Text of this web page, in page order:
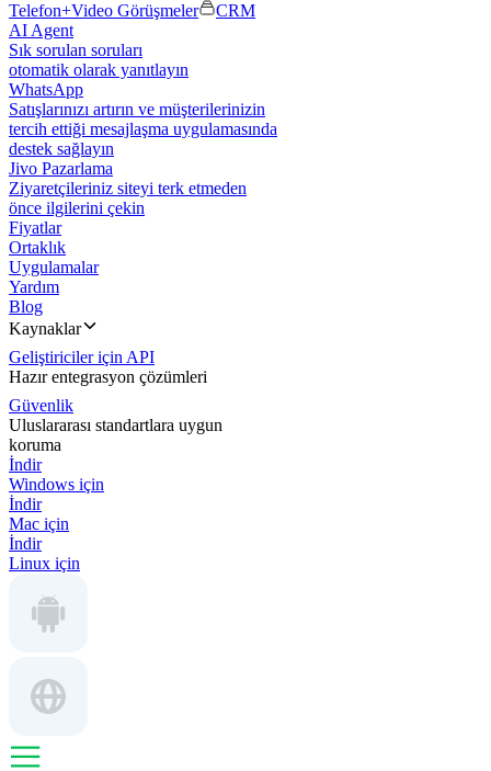
Telefon+Video Görüşmeler
CRM
AI Agent
Sık sorulan soruları
otomatik olarak yanıtlayın
WhatsApp
Satışlarınızı artırın ve müşterilerinizin
tercih ettiği mesajlaşma uygulamasında
destek sağlayın
Jivo Pazarlama
Ziyaretçileriniz siteyi terk etmeden
önce ilgilerini çekin
Fiyatlar
Ortaklık
Uygulamalar
Yardım
Blog
Kaynaklar
Geliştiriciler için API
Hazır entegrasyon çözümleri
Güvenlik
Uluslararası standartlara uygun
koruma
İndir
Windows için
İndir
Mac için
İndir
Linux için